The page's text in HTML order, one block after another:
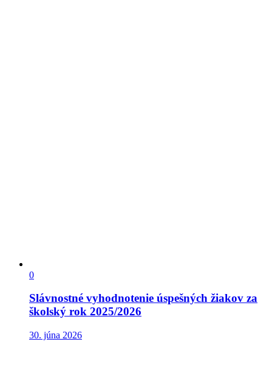
0
Slávnostné vyhodnotenie úspešných žiakov za
školský rok 2025/2026
30. júna 2026